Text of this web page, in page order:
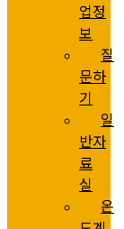
업정
보
질
문하
기
일
반자
료
실
온